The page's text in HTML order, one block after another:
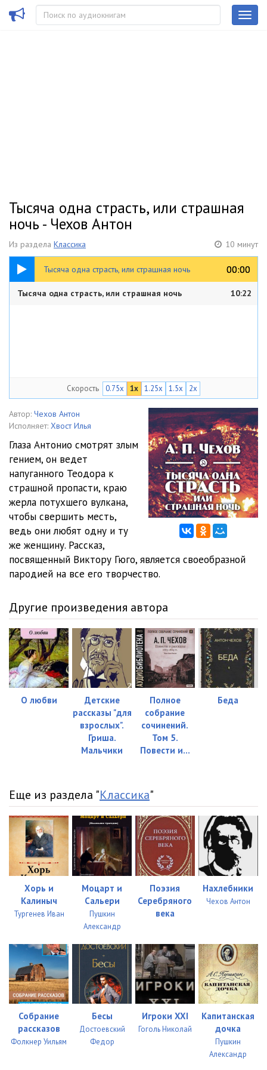
Тысяча одна страсть, или страшная
ночь - Чехов Антон
Из раздела Классика 10 минут
Тысяча одна страсть, или страшная ночь 00:00
00:00
10:22
Тысяча одна страсть, или страшная ночь 10:22
Скорость 0.75x 1x 1.25x 1.5x 2x
Автор: Чехов Антон
Исполняет: Хвост Илья
Глаза Антонио смотрят злым
гением, он ведет
напуганного Теодора к
страшной пропасти, краю
жерла потухшего вулкана,
чтобы свершить месть,
ведь они любят одну и ту
же женщину. Рассказ,
посвященный Виктору Гюго, является своеобразной
пародией на все его творчество.
Другие произведения автора
О любви
Детские
рассказы "для
взрослых".
Гриша.
Мальчики
Полное
собрание
сочинений.
Том 5.
Повести и...
Беда
Еще из раздела "Классика"
Хорь и
Калиныч
Тургенев Иван
Моцарт и
Сальери
Пушкин
Александр
Поэзия
Серебряного
века
Нахлебники
Чехов Антон
Собрание
рассказов
Фолкнер Уильям
Бесы
Достоевский
Федор
Игроки XXI
Гоголь Николай
Капитанская
дочка
Пушкин
Александр